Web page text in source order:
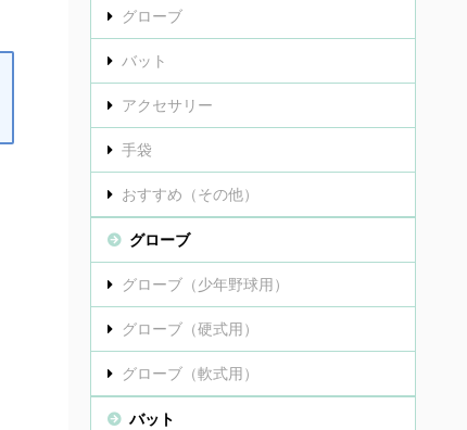
グローブ
バット
アクセサリー
手袋
おすすめ（その他）
グローブ
グローブ（少年野球用）
グローブ（硬式用）
グローブ（軟式用）
バット